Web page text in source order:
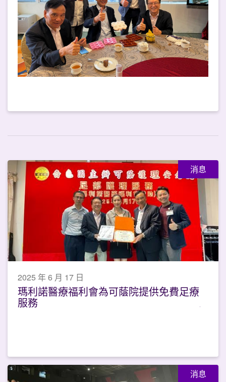
消息
2025 年 6 月 17 日
瑪利諾醫療福利會為可蔭院提供免費足療
服務
消息